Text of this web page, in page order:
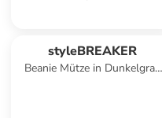
styleBREAKER
Beanie Mütze in Dunkelgrau